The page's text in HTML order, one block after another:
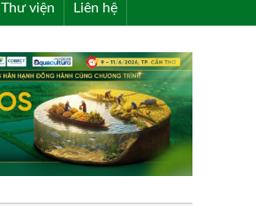
Thư viện Liên hệ